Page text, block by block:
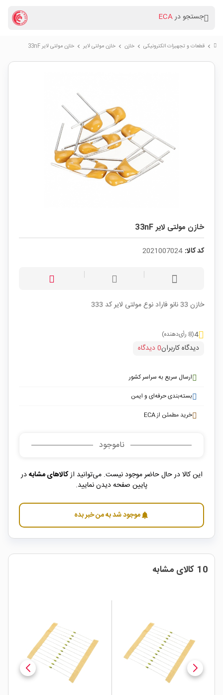
جستجو درECA
chevron_right قطعات و تجهیزات الکترونیکی chevron_right خازن chevron_right خازن مولتی لایر chevron_right خازن مولتی لایر 33nF
خازن مولتی لایر 33nF
کد کالا: 2021007024
خازن 33 نانو فاراد نوع مولتی لایر کد 333
4(8 رأی‌دهنده)
دیدگاه کاربران0 دیدگاه
ارسال سریع به سراسر کشور
بسته‌بندی حرفه‌ای و ایمن
خرید مطمئن از ECA
ناموجود
این کالا در حال حاضر موجود نیست. می‌توانید ازکالاهای مشابهدر
پایین صفحه دیدن نمایید.
notificationsموجود شد به من خبر بده
10 کالای مشابه